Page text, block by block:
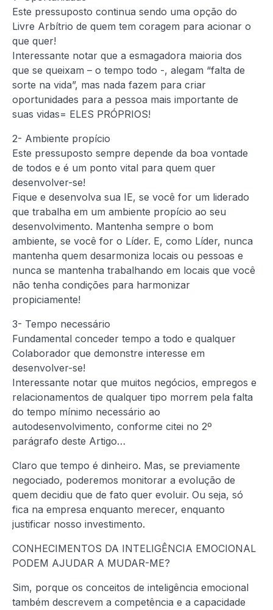
Este pressuposto continua sendo uma opção do
Livre Arbítrio de quem tem coragem para acionar o
que quer!
Interessante notar que a esmagadora maioria dos
que se queixam – o tempo todo -, alegam “falta de
sorte na vida”, mas nada fazem para criar
oportunidades para a pessoa mais importante de
suas vidas= ELES PRÓPRIOS!
2- Ambiente propício
Este pressuposto sempre depende da boa vontade
de todos e é um ponto vital para quem quer
desenvolver-se!
Fique e desenvolva sua IE, se você for um liderado
que trabalha em um ambiente propício ao seu
desenvolvimento. Mantenha sempre o bom
ambiente, se você for o Líder. E, como Líder, nunca
mantenha quem desarmoniza locais ou pessoas e
nunca se mantenha trabalhando em locais que você
não tenha condições para harmonizar
propiciamente!
3- Tempo necessário
Fundamental conceder tempo a todo e qualquer
Colaborador que demonstre interesse em
desenvolver-se!
Interessante notar que muitos negócios, empregos e
relacionamentos de qualquer tipo morrem pela falta
do tempo mínimo necessário ao
autodesenvolvimento, conforme citei no 2º
parágrafo deste Artigo…
Claro que tempo é dinheiro. Mas, se previamente
negociado, poderemos monitorar a evolução de
quem decidiu que de fato quer evoluir. Ou seja, só
fica na empresa enquanto merecer, enquanto
justificar nosso investimento.
CONHECIMENTOS DA INTELIGÊNCIA EMOCIONAL
PODEM AJUDAR A MUDAR-ME?
Sim, porque os conceitos de inteligência emocional
também descrevem a competência e a capacidade